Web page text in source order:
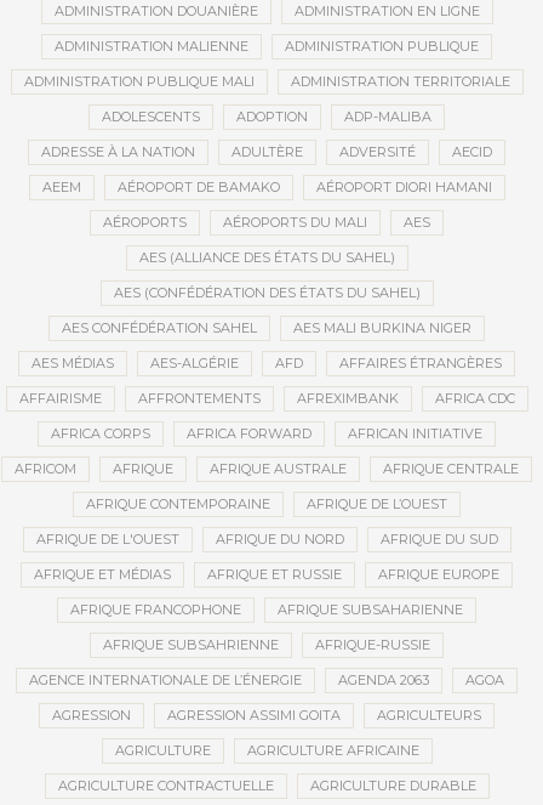
ADMINISTRATION DOUANIÈRE ADMINISTRATION EN LIGNE
ADMINISTRATION MALIENNE ADMINISTRATION PUBLIQUE
ADMINISTRATION PUBLIQUE MALI ADMINISTRATION TERRITORIALE
ADOLESCENTS ADOPTION ADP-MALIBA
ADRESSE À LA NATION ADULTÈRE ADVERSITÉ AECID
AEEM AÉROPORT DE BAMAKO AÉROPORT DIORI HAMANI
AÉROPORTS AÉROPORTS DU MALI AES
AES (ALLIANCE DES ÉTATS DU SAHEL)
AES (CONFÉDÉRATION DES ÉTATS DU SAHEL)
AES CONFÉDÉRATION SAHEL AES MALI BURKINA NIGER
AES MÉDIAS AES-ALGÉRIE AFD AFFAIRES ÉTRANGÈRES
AFFAIRISME AFFRONTEMENTS AFREXIMBANK AFRICA CDC
AFRICA CORPS AFRICA FORWARD AFRICAN INITIATIVE
AFRICOM AFRIQUE AFRIQUE AUSTRALE AFRIQUE CENTRALE
AFRIQUE CONTEMPORAINE AFRIQUE DE L’OUEST
AFRIQUE DE L'OUEST AFRIQUE DU NORD AFRIQUE DU SUD
AFRIQUE ET MÉDIAS AFRIQUE ET RUSSIE AFRIQUE EUROPE
AFRIQUE FRANCOPHONE AFRIQUE SUBSAHARIENNE
AFRIQUE SUBSAHRIENNE AFRIQUE-RUSSIE
AGENCE INTERNATIONALE DE L’ÉNERGIE AGENDA 2063 AGOA
AGRESSION AGRESSION ASSIMI GOITA AGRICULTEURS
AGRICULTURE AGRICULTURE AFRICAINE
AGRICULTURE CONTRACTUELLE AGRICULTURE DURABLE